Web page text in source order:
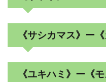
《サシカマス》ー
《ユキハミ》ー《モ